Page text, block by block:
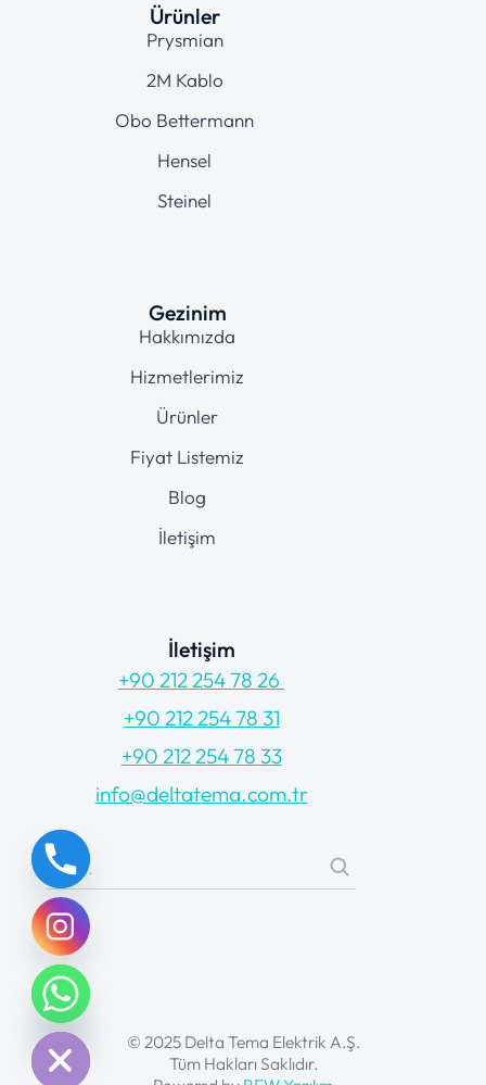
Ürünler
Prysmian
2M Kablo
Obo Bettermann
Hensel
Steinel
Gezinim
Hakkımızda
Hizmetlerimiz
Ürünler
Fiyat Listemiz
Blog
İletişim
İletişim
+90 212 254 78 26
+90 212 254 78 31
+90 212 254 78 33
info@deltatema.com.tr
© 2025 Delta Tema Elektrik A.Ş.
Tüm Hakları Saklıdır.
Hide
chaty